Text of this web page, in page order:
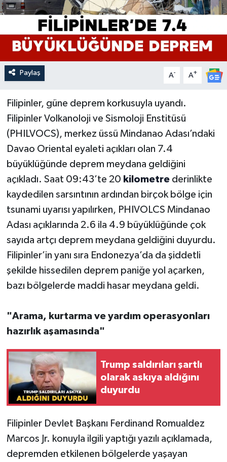
Paylaş A- A+
Filipinler, güne deprem korkusuyla uyandı.
Filipinler Volkanoloji ve Sismoloji Enstitüsü
(PHILVOCS), merkez üssü Mindanao Adası’ndaki
Davao Oriental eyaleti açıkları olan 7.4
büyüklüğünde deprem meydana geldiğini
açıkladı. Saat 09:43’te 20 kilometrederinlikte
kaydedilen sarsıntının ardından birçok bölge için
tsunami uyarısı yapılırken, PHIVOLCS Mindanao
Adası açıklarında 2.6 ila 4.9 büyüklüğünde çok
sayıda artçı deprem meydana geldiğini duyurdu.
Filipinler’in yanı sıra Endonezya’da da şiddetli
şekilde hissedilen deprem paniğe yol açarken,
bazı bölgelerde maddi hasar meydana geldi.
"Arama, kurtarma ve yardım operasyonları
hazırlık aşamasında"
Trump saldırıları şartlı
olarak askıya aldığını
duyurdu
Filipinler Devlet Başkanı Ferdinand Romualdez
Marcos Jr. konuyla ilgili yaptığı yazılı açıklamada,
depremden etkilenen bölgelerde yaşayan